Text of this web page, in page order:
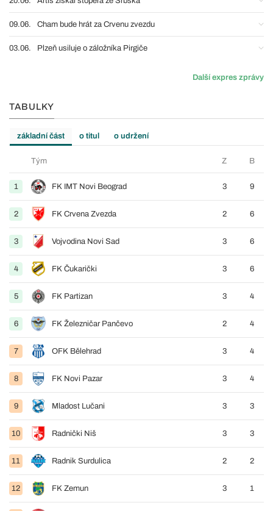
09.06. Cham bude hrát za Crvenu zvezdu
03.06. Plzeň usiluje o záložníka Pirgiče
Další expres zprávy
TABULKY
základní část o titul o udržení
Tým Z B
1 FK IMT Novi Beograd 3 9
2 FK Crvena Zvezda 2 6
3 Vojvodina Novi Sad 3 6
4 FK Čukarički 3 6
5 FK Partizan 3 4
6 FK Železničar Pančevo 2 4
7 OFK Bělehrad 3 4
8 FK Novi Pazar 3 4
9 Mladost Lučani 3 3
10 Radnički Niš 3 3
11 Radnik Surdulica 2 2
12 FK Zemun 3 1